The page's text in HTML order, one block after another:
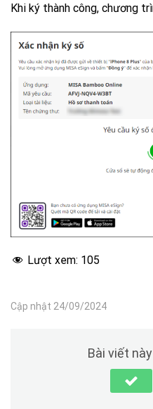
Khi ký thành công, chương
Lượt xem: 105
Cập nhật 24/09/2024
Bài viết